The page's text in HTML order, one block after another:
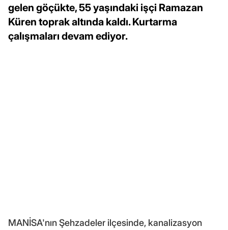
gelen göçükte, 55 yaşındaki işçi Ramazan
Küren toprak altında kaldı. Kurtarma
çalışmaları devam ediyor.
MANİSA'nın Şehzadeler ilçesinde, kanalizasyon